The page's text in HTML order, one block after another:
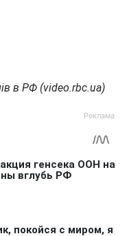
в РФ (video.rbc.ua)